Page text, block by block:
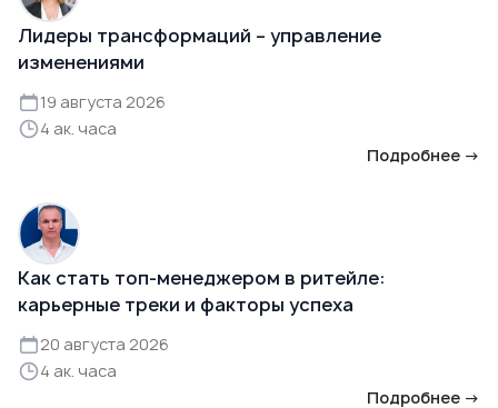
Лидеры трансформаций – управление
изменениями
19 августа 2026
4 ак. часа
Подробнее →
Как стать топ-менеджером в ритейле:
карьерные треки и факторы успеха
20 августа 2026
4 ак. часа
Подробнее →